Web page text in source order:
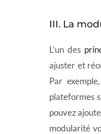
III. La
L’un des
ajuster et
Par
plateformes
pouvez
modularité